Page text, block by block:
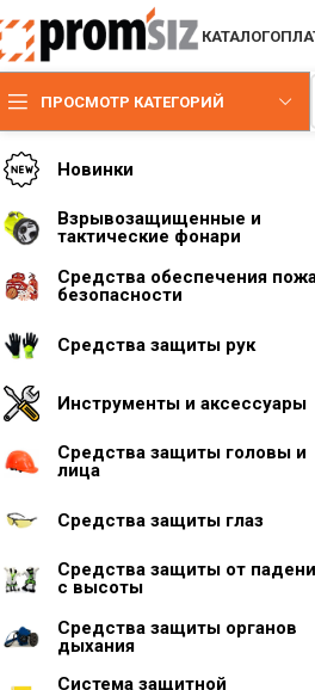
КАТАЛОГ
ПРОСМОТР КАТЕГОРИЙ
Новинки
Взрывозащищенные и
тактические фонари
Средства обеспечения
безопасности
Средства защиты рук
Инструменты и аксессуары
Средства защиты головы и
лица
Средства защиты глаз
Средства защиты от
с высоты
Средства защиты органов
дыхания
Система защитной